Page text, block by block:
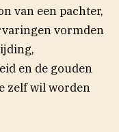
van een pachter,
vormden
en de gouden
zelf wil worden